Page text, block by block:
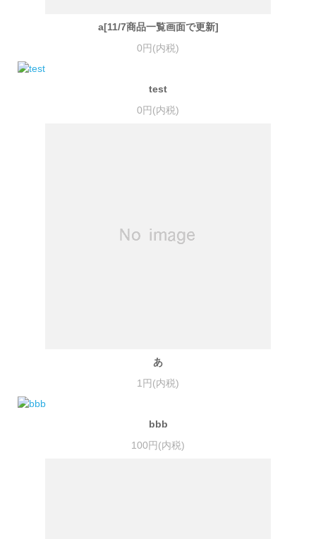
a[11/7商品一覧画面で更新]
0円(内税)
test
0円(内税)
あ
1円(内税)
bbb
100円(内税)